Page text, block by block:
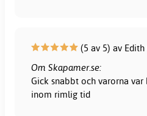
(5 av 5) av
Om Skapamer.se:
Gick snabbt och varorna
inom rimlig tid